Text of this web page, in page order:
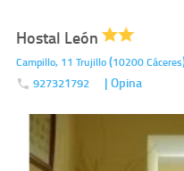
Hostal León
Campillo, 11 Trujillo(10200Cáceres
927321792 | Opina